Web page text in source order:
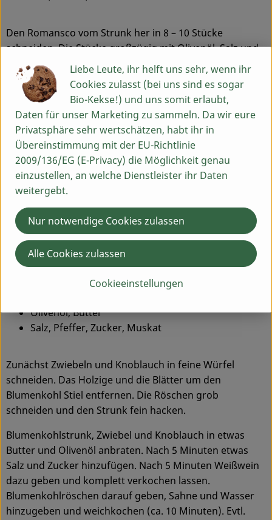
Den Romansco vom Strunk her in 8 – 10 Stücke
schneiden. Die Stücke großzügig mit Olivenöl, Salz und
Pfeffer in einer Schüssel gründlich vermengen. Auf ein
mit Backpapier ausgelegtes Backblech geben, mit den
Semmelbröseln bestreuen, Butterflocken darauf
verteilen und 7 Minuten bei 200 Grad mit Grillfunktion
grillen, dann auf 130 Grad zurückdrehen und weitere 30
Minuten garen lassen bzw. warmhalten, bis der Rest
fertig ist.
Für den Gorgonzola Blumenkohl
1 Kopf Blumenkohl
1 kleine Zwiebel
1 Knoblauchzehe
Ein guter Schluck Weißwein (ca. 100 ml)
200 g Gorgonzola
Je 0,2 l Sahne und Wasser
Olivenöl, Butter
Salz, Pfeffer, Zucker, Muskat
Zunächst Zwiebeln und Knoblauch in feine Würfel
schneiden. Das Holzige und die Blätter um den
Blumenkohl Stiel entfernen. Die Röschen grob
schneiden und den Strunk fein hacken.
Blumenkohlstrunk, Zwiebel und Knoblauch in etwas
Butter und Olivenöl anbraten. Nach 5 Minuten etwas
Salz und Zucker hinzufügen. Nach 5 Minuten Weißwein
dazu geben und komplett verkochen lassen.
Blumenkohlröschen darauf geben, Sahne und Wasser
hinzugeben und weichkochen (ca. 10 Minuten). Evtl.
Liebe Leute, ihr helft uns sehr, wenn ihr
Cookies zulasst (bei uns sind es sogar
Bio-Kekse!) und uns somit erlaubt,
Daten für unser Marketing zu sammeln. Da wir eure
Privatsphäre sehr wertschätzen, habt ihr in
Übereinstimmung mit der EU-Richtlinie
2009/136/EG (E-Privacy) die Möglichkeit genau
einzustellen, an welche Dienstleister ihr Daten
weitergebt.
Cookieeinstellungen
Nur notwendige Cookies zulassen
Alle Cookies zulassen